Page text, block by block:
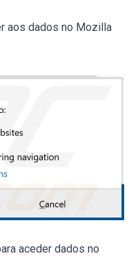
aos dados no Mozilla
aceder dados no